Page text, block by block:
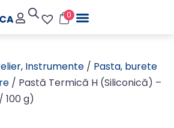
0
Instrumente / Pasta, burete
/ Pastă Termică H (Siliconică) –
100 g)